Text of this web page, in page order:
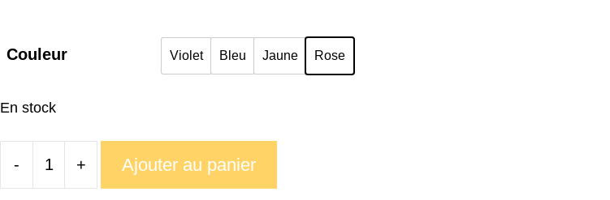
Couleur Violet Bleu Jaune Rose
En stock
-
quantité
+ Ajouter au panier